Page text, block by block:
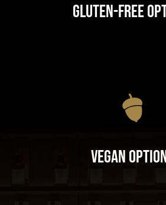
Gluten-Free
Vegan